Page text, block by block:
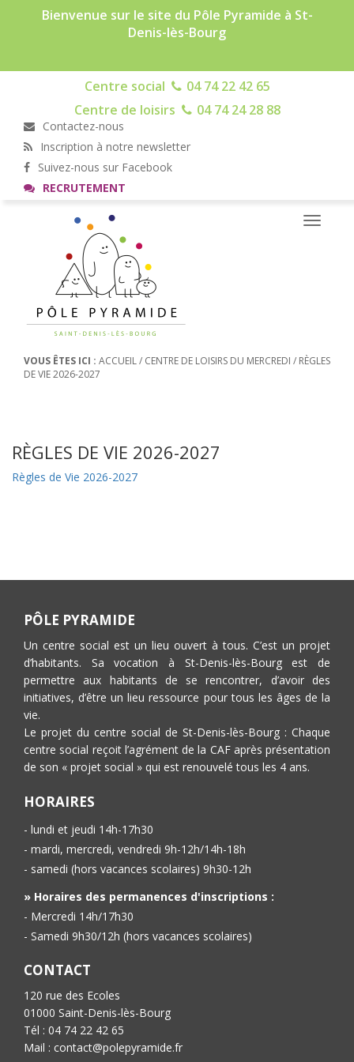
Bienvenue sur le site du Pôle Pyramide à St-
Denis-lès-Bourg
Centre social
04 74 22 42 65
Centre de loisirs
04 74 24 28 88
Contactez-nous
Inscription à notre newsletter
Suivez-nous sur Facebook
RECRUTEMENT
Toggle
VOUS ÊTES ICI : ACCUEIL/ CENTRE DE LOISIRS DU MERCREDI / RÈGLES
DE VIE 2026-2027
RÈGLES DE VIE 2026-2027
Règles de Vie 2026-2027
PÔLE PYRAMIDE
Un centre social est un lieu ouvert à tous. C’est un projet
d’habitants. Sa vocation à St-Denis-lès-Bourg est de
permettre aux habitants de se rencontrer, d’avoir des
initiatives, d’être un lieu ressource pour tous les âges de la
vie.
Le projet du centre social de St-Denis-lès-Bourg : Chaque
centre social reçoit l’agrément de la CAF après présentation
de son « projet social » qui est renouvelé tous les 4 ans.
HORAIRES
- lundi et jeudi 14h-17h30
- mardi, mercredi, vendredi 9h-12h/14h-18h
- samedi (hors vacances scolaires) 9h30-12h
» Horaires des permanences d'inscriptions :
- Mercredi 14h/17h30
- Samedi 9h30/12h (hors vacances scolaires)
CONTACT
120 rue des Ecoles
01000 Saint-Denis-lès-Bourg
Tél : 04 74 22 42 65
Mail : contact@polepyramide.fr